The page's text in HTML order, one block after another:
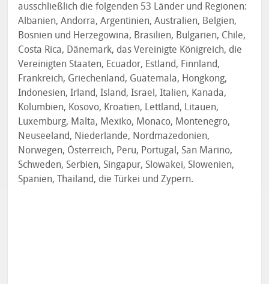
ausschließlich die folgenden 53 Länder und Regionen:
Albanien, Andorra, Argentinien, Australien, Belgien,
Bosnien und Herzegowina, Brasilien, Bulgarien, Chile,
Costa Rica, Dänemark, das Vereinigte Königreich, die
Vereinigten Staaten, Ecuador, Estland, Finnland,
Frankreich, Griechenland, Guatemala, Hongkong,
Indonesien, Irland, Island, Israel, Italien, Kanada,
Kolumbien, Kosovo, Kroatien, Lettland, Litauen,
Luxemburg, Malta, Mexiko, Monaco, Montenegro,
Neuseeland, Niederlande, Nordmazedonien,
Norwegen, Österreich, Peru, Portugal, San Marino,
Schweden, Serbien, Singapur, Slowakei, Slowenien,
Spanien, Thailand, die Türkei und Zypern.